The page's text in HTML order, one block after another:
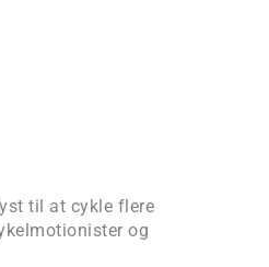
til at cykle flere
og